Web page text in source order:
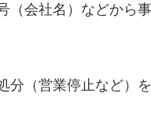
（会社名）などから
分（営業停止など）